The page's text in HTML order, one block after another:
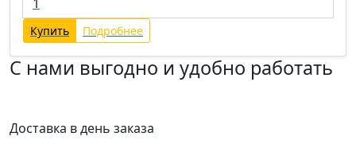
Купить Подробнее
С нами выгодно и удобно работать
Доставка в день заказа